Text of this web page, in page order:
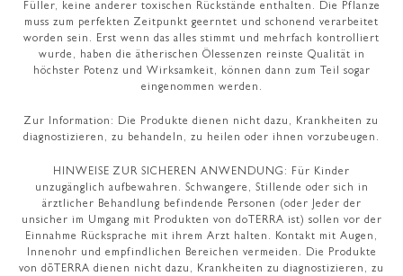
Füller, keine anderer toxischen Rückstände enthalten. Die Pflanze
muss zum perfekten Zeitpunkt geerntet und schonend verarbeitet
worden sein. Erst wenn das alles stimmt und mehrfach kontrolliert
wurde, haben die ätherischen Ölessenzen reinste Qualität in
höchster Potenz und Wirksamkeit, können dann zum Teil sogar
eingenommen werden.
Zur Information: Die Produkte dienen nicht dazu, Krankheiten zu
diagnostizieren, zu behandeln, zu heilen oder ihnen vorzubeugen.
HINWEISE ZUR SICHEREN ANWENDUNG: Für Kinder
unzugänglich aufbewahren. Schwangere, Stillende oder sich in
ärztlicher Behandlung befindende Personen (oder Jeder der
unsicher im Umgang mit Produkten von doTERRA ist) sollen vor der
Einnahme Rücksprache mit ihrem Arzt halten. Kontakt mit Augen,
Innenohr und empfindlichen Bereichen vermeiden. Die Produkte
von dōTERRA dienen nicht dazu, Krankheiten zu diagnostizieren, zu